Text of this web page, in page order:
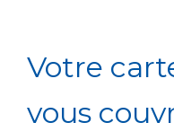
Votre
vous